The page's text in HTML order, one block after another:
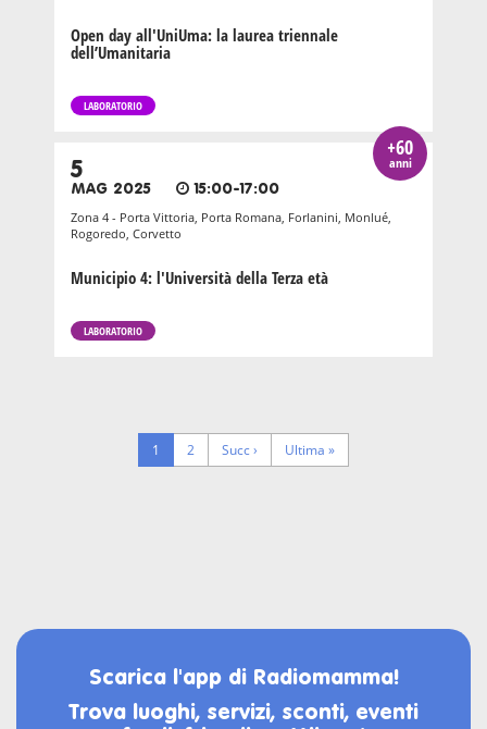
Open day all'UniUma: la laurea triennale
dell’Umanitaria
LABORATORIO
+60
anni
5
MAG 2025 15:00-17:00
Zona 4 - Porta Vittoria, Porta Romana, Forlanini, Monlué,
Rogoredo, Corvetto
Municipio 4: l'Università della Terza età
LABORATORIO
Pagina
corrente
1 Page
2
Next
page
Succ ›
Last
page
Ultima »
Scarica l'app di Radiomamma!
Trova luoghi, servizi, sconti, eventi